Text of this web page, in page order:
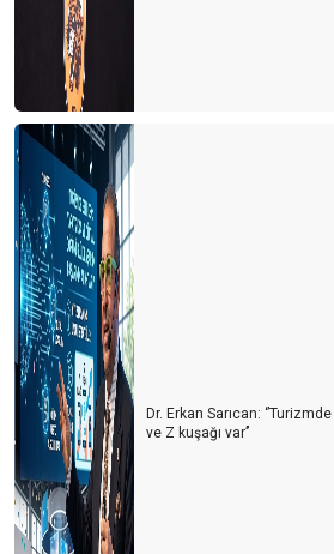
Dr. Erkan Sarıcan:
ve Z kuşağı var’’